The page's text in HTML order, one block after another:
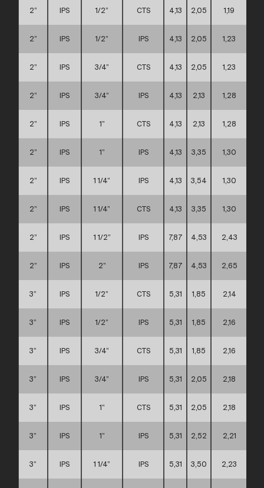
2” IPS 1/2” CTS 4,13 2,05 1,19
2” IPS 1/2” IPS 4,13 2,05 1,23
2” IPS 3/4” CTS 4,13 2,05 1,23
2” IPS 3/4” IPS 4,13 2,13 1,28
2” IPS 1” CTS 4,13 2,13 1,28
2” IPS 1” IPS 4,13 3,35 1,30
2” IPS 1 1/4” IPS 4,13 3,54 1,30
2” IPS 1 1/4” CTS 4,13 3,35 1,30
2” IPS 1 1/2” IPS 7,87 4,53 2,43
2” IPS 2” IPS 7,87 4,53 2,65
3” IPS 1/2” CTS 5,31 1,85 2,14
3” IPS 1/2” IPS 5,31 1,85 2,16
3” IPS 3/4” CTS 5,31 1,85 2,16
3” IPS 3/4” IPS 5,31 2,05 2,18
3” IPS 1” CTS 5,31 2,05 2,18
3” IPS 1” IPS 5,31 2,52 2,21
3” IPS 1 1/4” IPS 5,31 3,50 2,23